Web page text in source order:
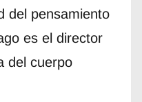
del pensamiento
es el director
del cuerpo